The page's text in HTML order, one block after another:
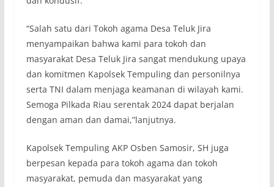
“Salah satu dari Tokoh agama Desa Teluk Jira
menyampaikan bahwa kami para tokoh dan
masyarakat Desa Teluk Jira sangat mendukung upaya
dan komitmen Kapolsek Tempuling dan personilnya
serta TNI dalam menjaga keamanan di wilayah kami.
Semoga Pilkada Riau serentak 2024 dapat berjalan
dengan aman dan damai,”lanjutnya.
Kapolsek Tempuling AKP Osben Samosir, SH juga
berpesan kepada para tokoh agama dan tokoh
masyarakat, pemuda dan masyarakat yang